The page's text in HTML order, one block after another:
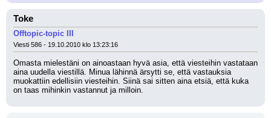
Toke
Offtopic-topic III
Viesti 586 - 19.10.2010 klo 13:23:16
Omasta mielestäni on ainoastaan hyvä asia, että viesteihin vastataan
aina uudella viestillä. Minua lähinnä ärsytti se, että vastauksia
muokattiin edellisiin viesteihin. Siinä sai sitten aina etsiä, että kuka
on taas mihinkin vastannut ja milloin.